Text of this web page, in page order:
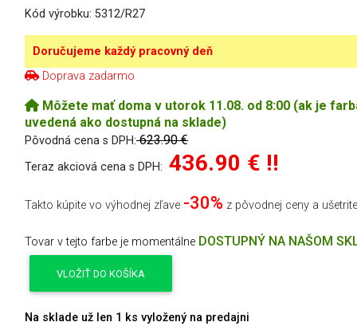
Kód výrobku: 5312/R27
Doručujeme každý pracovný deň
Doprava zadarmo
Môžete mať doma v utorok 11.08. od 8:00 (ak je
uvedená ako dostupná na sklade)
Pôvodná cena s DPH:623.90 €
Teraz akciová cena s DPH: 436.90 € !!
Takto kúpite vo výhodnej zľave -30% z pôvodnej ceny a
Tovar v tejto farbe je momentálne DOSTUPNÝ NA NAŠOM
VLOŽIŤ DO KOŠÍKA
Na sklade už len 1 ks vyložený na predajni